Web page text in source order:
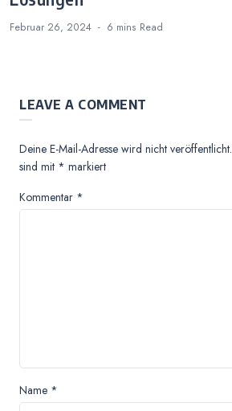
Februar 26, 2024 6 mins Read
LEAVE A COMMENT
Deine E-Mail-Adresse wird nicht veröffentlicht.
sind mit * markiert
Kommentar *
Name *